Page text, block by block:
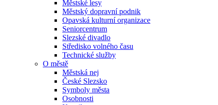
Městské lesy
Městský dopravní podnik
Opavská kulturní organizace
Seniorcentrum
Slezské divadlo
Středisko volného času
Technické služby
O městě
Městská nej
České Slezsko
Symboly města
Osobnosti